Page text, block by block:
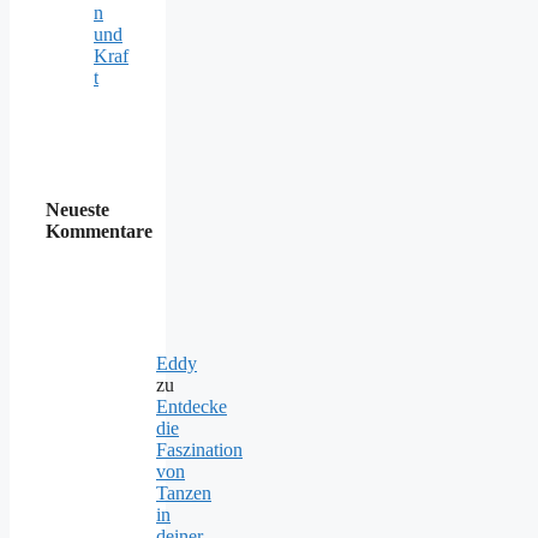
n
und
Kraf
t
Neueste
Kommentare
Eddy
zu
Entdecke
die
Faszination
von
Tanzen
in